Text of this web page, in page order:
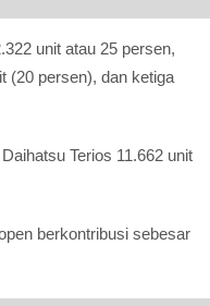
unit atau 25 persen,
(20 persen), dan ketiga
Terios 11.662 unit
berkontribusi sebesar